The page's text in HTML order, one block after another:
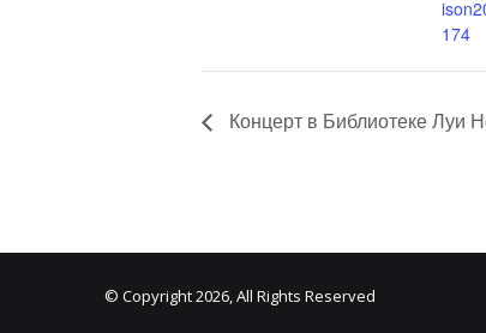
174
Концерт в Библиотеке Луи
© Copyright 2026, All Rights Reserved